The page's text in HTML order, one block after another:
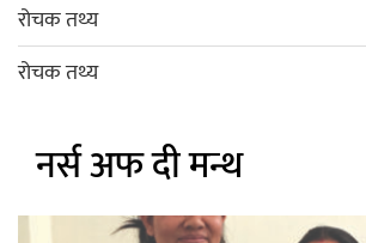
रोचक तथ्य
रोचक तथ्य
नर्स अफ दी मन्थ